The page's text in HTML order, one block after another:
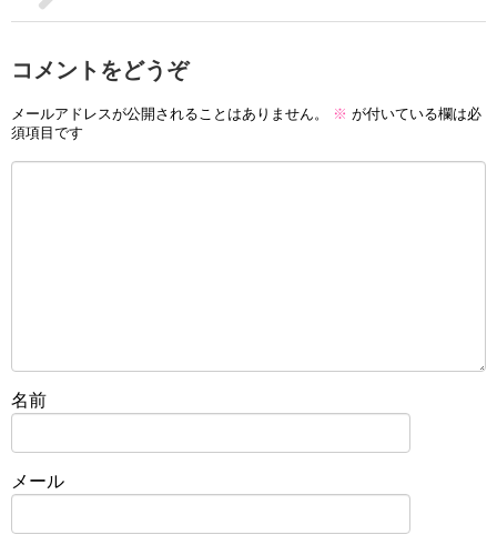
コメントをどうぞ
メールアドレスが公開されることはありません。 ※ が付いている欄は必
須項目です
名前
メール